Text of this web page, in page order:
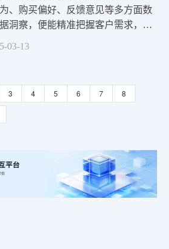
、购买偏好、反馈意见等多方面数
洞察，便能精准把握客户需求，打
些容易被忽视的改进点。更厉害的
率与复购率。不仅如此，它还能依
户量身定制个性化建议与解决方
求。
03-13
3 4 5 6 7 8